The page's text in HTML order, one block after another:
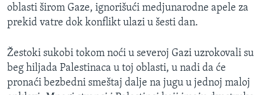
oblasti širom Gaze, ignorišući medjunarodne apele za
prekid vatre dok konflikt ulazi u šesti dan.
Žestoki sukobi tokom noći u severoj Gazi uzrokovali su
beg hiljada Palestinaca u toj oblasti, u nadi da će
pronaći bezbedni smeštaj dalje na jugu u jednoj maloj